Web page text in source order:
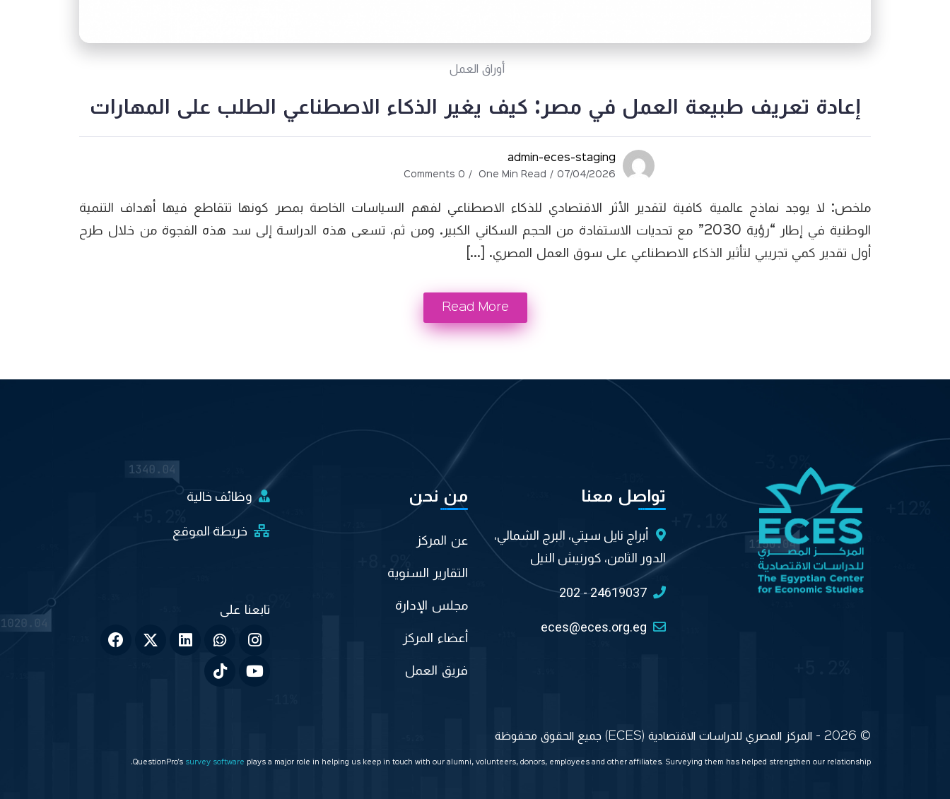
أوراق العمل
إعادة تعريف طبيعة العمل في مصر: كيف يغير الذكاء الاصطناعي الطلب على المهارات
admin-eces-staging
07/04/2026
One Min Read
0 Comments
ملخص: لا يوجد نماذج عالمية كافية لتقدير الأثر الاقتصادي للذكاء الاصطناعي لفهم السياسات الخاصة بمصر كونها تتقاطع فيها أهداف التنمية
الوطنية في إطار “رؤية 2030” مع تحديات الاستفادة من الحجم السكاني الكبير. ومن ثم، تسعى هذه الدراسة إلى سد هذه الفجوة من خلال طرح
أول تقدير كمي تجريبي لتأثير الذكاء الاصطناعي على سوق العمل المصري. […]
Read More
تواصل معنا
أبراج نايل سيتي، البرج الشمالي،
الدور الثامن، كورنيش النيل
202 - 24619037
eces@eces.org.eg
من نحن
عن المركز
التقارير السنوية
مجلس الإدارة
أعضاء المركز
فريق العمل
وظائف خالية
خريطة الموقع
© 2026 - المركز المصري للدراسات الاقتصادية (ECES) جميع الحقوق محفوظة
QuestionPro’s survey software plays a major role in helping us keep in touch with our alumni, volunteers, donors, employees and other affiliates. Surveying them has helped strengthen our relationship.